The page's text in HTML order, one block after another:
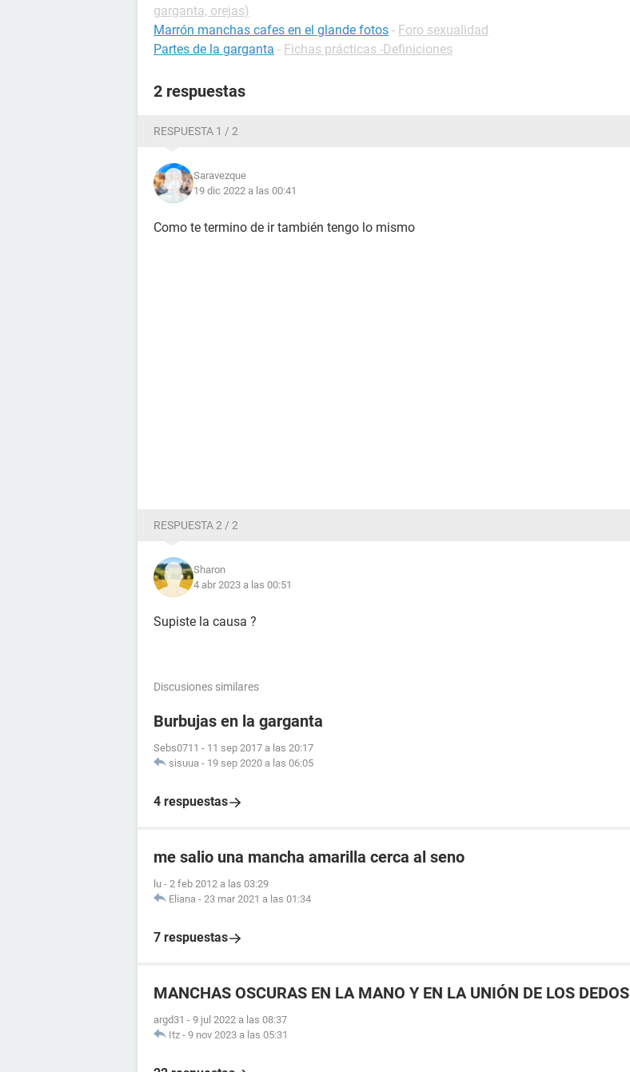
garganta, orejas)
Marrón manchas cafes en el glande fotos - Foro sexualidad
Partes de la garganta - Fichas prácticas -Definiciones
2 respuestas
RESPUESTA 1 / 2
Saravezque
19 dic 2022 a las 00:41
Como te termino de ir también tengo lo mismo
RESPUESTA 2 / 2
Sharon
4 abr 2023 a las 00:51
Supiste la causa ?
Discusiones similares
Burbujas en la garganta
Sebs0711 - 11 sep 2017 a las 20:17
sisuua - 19 sep 2020 a las 06:05
4 respuestas
me salio una mancha amarilla cerca al seno
lu - 2 feb 2012 a las 03:29
Eliana - 23 mar 2021 a las 01:34
7 respuestas
MANCHAS OSCURAS EN LA MANO Y EN LA UNIÓN DE LOS DEDOS
argd31 - 9 jul 2022 a las 08:37
Itz - 9 nov 2023 a las 05:31